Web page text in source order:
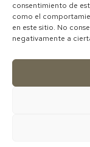
consentimiento de
como el
en este sitio. No
negativamente a